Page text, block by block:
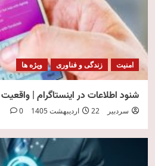
امنیت زندگی و فناوری ویژه ها
شنود اطلاعات در اینستاگرام | واقعیت
سردبیر 22 اردیبهشت 1405 0